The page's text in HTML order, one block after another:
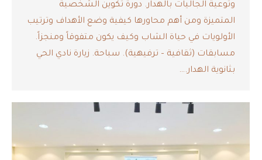
وتوعية الجاليات بالهدار. دورة تكوين الشخصية
المتميزة ومن أهم محاورها كيفية وضع الأهداف وترتيب
الأولويات في حياة الشاب وكيف يكون متفوقاً ومنجزاً.
مسابقات (ثقافية – ترفيهية). سباحة. زيارة نادي الحي
بثانوية الهدار.…